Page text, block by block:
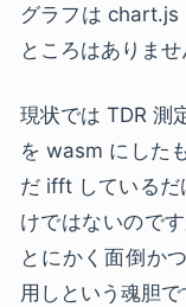
グラフは chart.js
ところはありませ
現状では TDR 測
を wasm にした
だ ifft しているだ
けではないので
とにかく面倒か
用しという魂胆で